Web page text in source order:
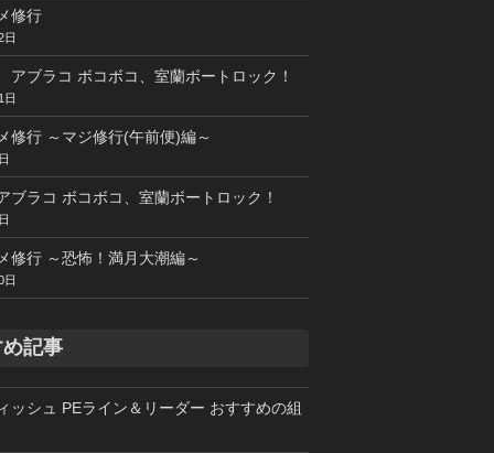
修行
日
アブラコ ボコボコ、室蘭ボートロック！
日
修行 ～マジ修行(午前便)編～
ブラコ ボコボコ、室蘭ボートロック！
修行 ～恐怖！満月大潮編～
日
記事
ッシュ PEライン＆リーダー おすすめの組